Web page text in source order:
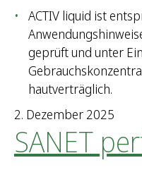
ACTIV liquid ist
geprüft und unter
hautverträglich.
2. Dezember 2025
SANET